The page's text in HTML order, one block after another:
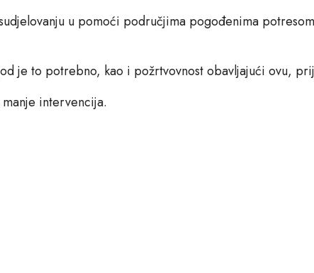
u pomoći područjima pogođenima
je to potrebno, kao i požrtvovnost obavljajući ovu,
intervencija.